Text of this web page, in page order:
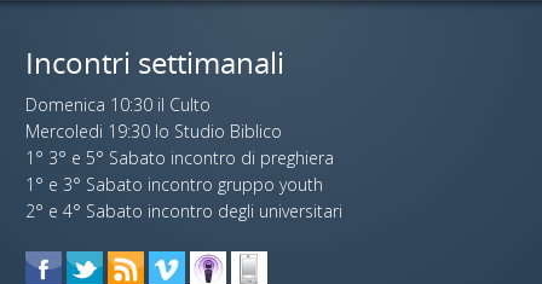
Incontri settimanali
Domenica 10:30 il Culto
Mercoledi 19:30 lo Studio Biblico
1° 3° e 5° Sabato incontro di preghiera
1° e 3° Sabato incontro gruppo youth
2° e 4° Sabato incontro degli universitari